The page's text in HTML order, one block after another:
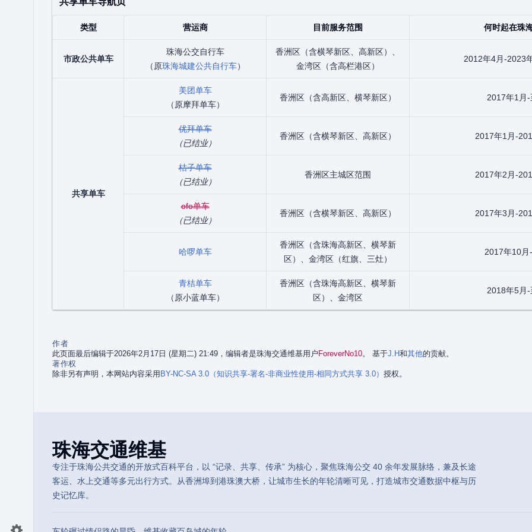
类型 营运商 目前服务范围 何时起在珠
市政公共单车
珠海公交自行车
（原珠海城建公共自行车）
香洲区（含横琴新区、高新区）、
金湾区（含高栏港区）
2012年4月-2023
共享单车
美团单车
（原摩拜单车）
香洲区（含高新区、横琴新区） 2017年1月-
优拜单车
（已结业）
香洲区（含横琴新区、高新区） 2017年1月-
桔子单车
（已结业）
香洲区主城区范围 2017年2月-
ofo单车
（已结业）
香洲区（含横琴新区、高新区） 2017年3月-
哈啰单车
香洲区（含珠海高新区、横琴新
区）、金湾区（红旗、三灶）
2017年10月
青桔单车
（原小蓝单车）
香洲区（含珠海高新区、横琴新
区）、金湾区
2018年5月-
作者
此页面最后编辑于2026年2月17日 (星期二) 21:49，编辑者是珠海交通维基用户 ForeverNo10。 基于J.H和其他的贡献。
著作权
除非另有声明，本网站内容采用 BY-NC-SA 3.0（知识共享-署名-非商业性使用-相同方式共享 3.0） 授权。
珠海交通维基
专注于珠海公共交通的开放式百科平台，以 “记录、共享、传承” 为核心，聚焦珠海公交 40 余年发展脉络，兼及长途
客运、水上交通等多元出行方式。从香洲埠到港珠澳大桥，让城市生长的年轮清晰可见，打造城市交通数据中枢与历
史记忆库。